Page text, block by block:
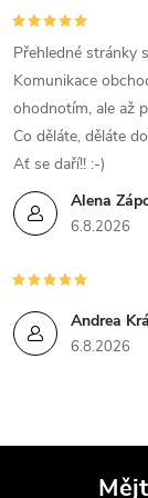
Alena
6.8.2026
Přehledné stránky
Komunikace
ohodnotím, ale až
Co děláte, děláte
Ať se daří!! :-)
Andrea
6.8.2026